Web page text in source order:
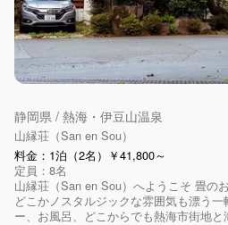
静岡県 / 熱海・伊豆山温泉
山縁荘（San en Sou）
料金：1泊（2名）￥41,800～
定員：8名
山縁荘（San en Sou）へようこそ 畳の
どこかノスタルジックな雰囲気も漂う
ー、お風呂、どこからでも熱海市街地